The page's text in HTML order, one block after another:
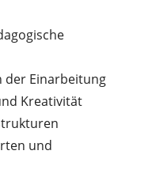
der Einarbeitung
Kreativität
und